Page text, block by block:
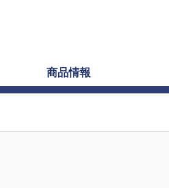
商品情報